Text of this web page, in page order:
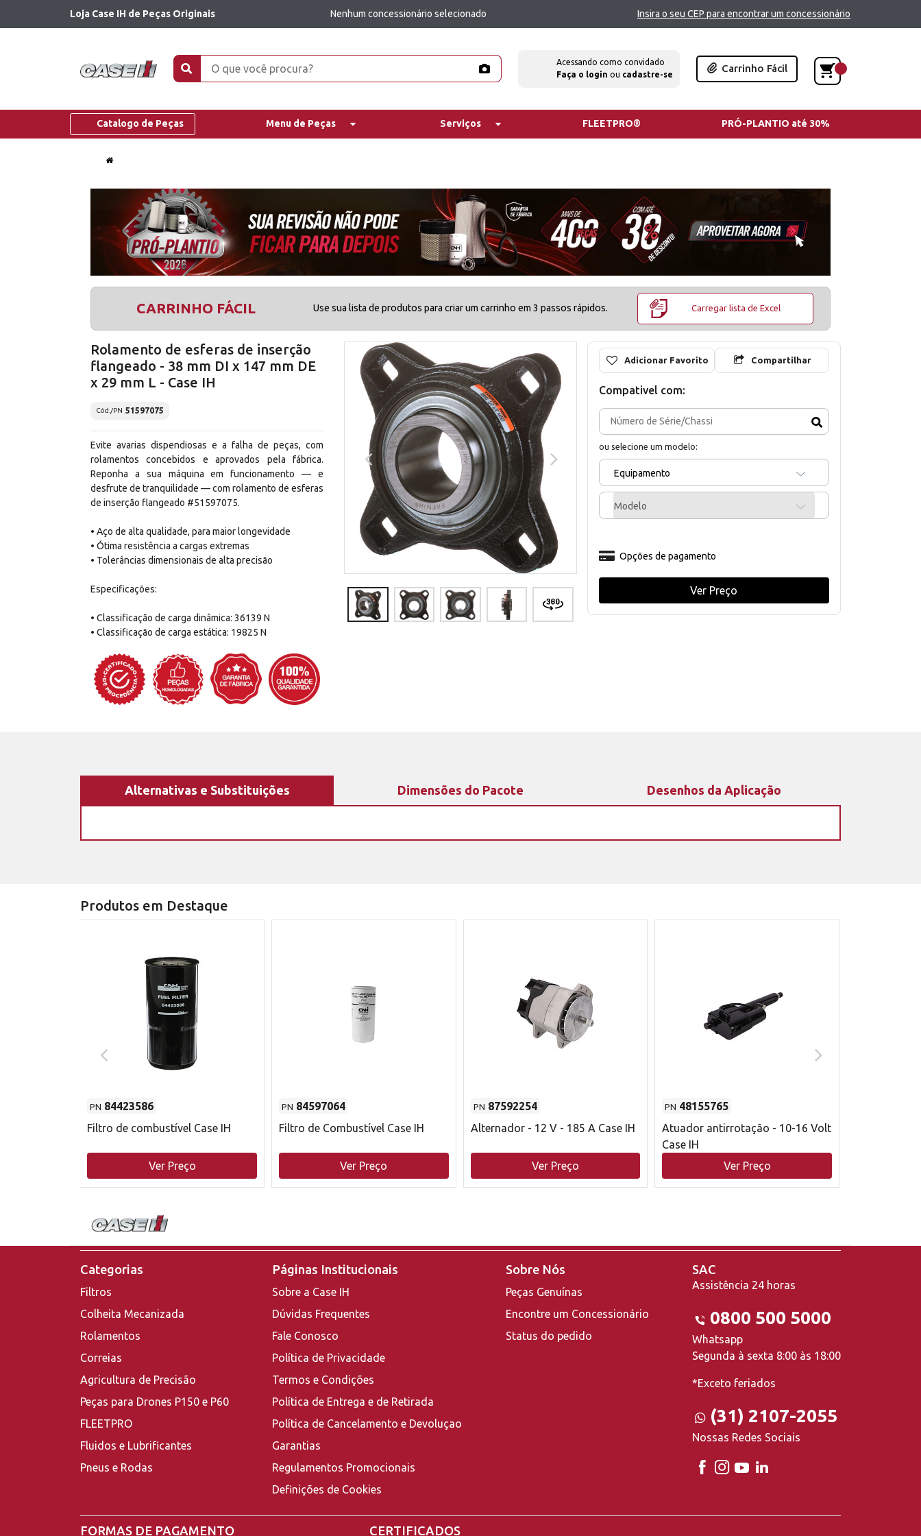
Loja Case IH de Peças Originais Nenhum concessionário selecionado Insira o seu CEP para encontrar um concessionário
Acessando como convidado
Faça o login ou cadastre-se
Carrinho Fácil
Catalogo de Peças Menu de Peças Serviços FLEETPRO® PRÓ-PLANTIO até 30%
CARRINHO FÁCIL Use sua lista de produtos para criar um carrinho em 3 passos rápidos. Carregar lista de Excel
Rolamento de esferas de inserção
flangeado - 38 mm DI x 147 mm DE
x 29 mm L - Case IH
Cód./PN 51597075
Evite avarias dispendiosas e a falha de peças, com
rolamentos concebidos e aprovados pela fábrica.
Reponha a sua máquina em funcionamento — e
desfrute de tranquilidade — com rolamento de esferas
de inserção flangeado #51597075.
• Aço de alta qualidade, para maior longevidade
• Ótima resistência a cargas extremas
• Tolerâncias dimensionais de alta precisão
Especificações:
• Classificação de carga dinâmica: 36139 N
• Classificação de carga estática: 19825 N
Adicionar Favorito Compartilhar
Compativel com:
ou selecione um modelo:
Equipamento
Modelo
Opções de pagamento
Ver Preço
Alternativas e Substituições Dimensões do Pacote Desenhos da Aplicação
Produtos em Destaque
PN 84423586
Filtro de combustível Case IH
Ver Preço
PN 84597064
Filtro de Combustível Case IH
Ver Preço
PN 87592254
Alternador - 12 V - 185 A Case IH
Ver Preço
PN 48155765
Atuador antirrotação - 10-16 Volt
Case IH
Ver Preço
Categorias
Filtros
Colheita Mecanizada
Rolamentos
Correias
Agricultura de Precisão
Peças para Drones P150 e P60
FLEETPRO
Fluidos e Lubrificantes
Pneus e Rodas
Páginas Institucionais
Sobre a Case IH
Dúvidas Frequentes
Fale Conosco
Política de Privacidade
Termos e Condições
Política de Entrega e de Retirada
Política de Cancelamento e Devoluçao
Garantias
Regulamentos Promocionais
Definições de Cookies
Sobre Nós
Peças Genuínas
Encontre um Concessionário
Status do pedido
SAC
Assistência 24 horas
0800 500 5000
Whatsapp
Segunda à sexta 8:00 às 18:00
*Exceto feriados
(31) 2107-2055
Nossas Redes Sociais
FORMAS DE PAGAMENTO CERTIFICADOS